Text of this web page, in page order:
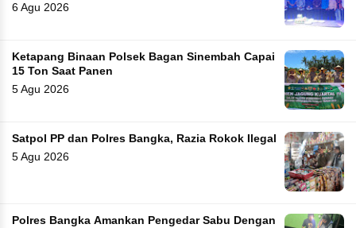
6 Agu 2026
Ketapang Binaan Polsek Bagan Sinembah Capai
15 Ton Saat Panen
5 Agu 2026
Satpol PP dan Polres Bangka, Razia Rokok Ilegal
5 Agu 2026
Polres Bangka Amankan Pengedar Sabu Dengan